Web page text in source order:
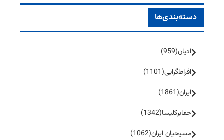
دسته‌بندی‌ها
ادیان(959)
افراط‌گرایی(1101)
ایران(1861)
جفا‌بر‌کلیسا(1342)
مسیحیان ایران(1062)